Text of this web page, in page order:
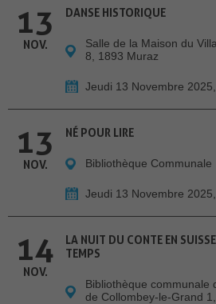
13
NOV.
DANSE HISTORIQUE
Salle de la Maison du
8, 1893 Muraz
Jeudi 13 Novembre
13
NOV.
NÉ POUR LIRE
Bibliothèque Communale
Jeudi 13 Novembre
14
NOV.
LA NUIT DU CONTE EN
TEMPS
Bibliothèque communale
de Collombey-le-Grand